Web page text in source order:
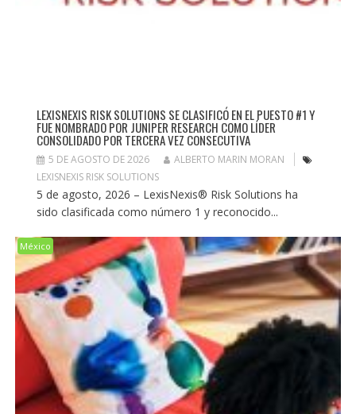
LEXISNEXIS RISK SOLUTIONS SE CLASIFICÓ EN EL PUESTO #1 Y
FUE NOMBRADO POR JUNIPER RESEARCH COMO LÍDER
CONSOLIDADO POR TERCERA VEZ CONSECUTIVA
5 DE AGOSTO DE 2026
ALBERTO MARIN MORAN
LEXISNEXIS RISK SOLUTIONS
5 de agosto, 2026 – LexisNexis® Risk Solutions ha
sido clasificada como número 1 y reconocido...
México